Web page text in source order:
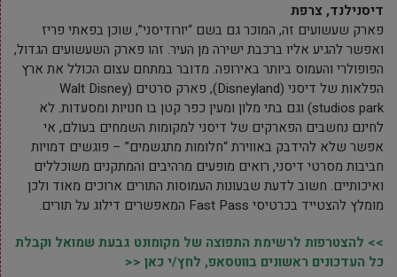
דיסנילנד, צרפת
פארק שעשועים זה, המוכר גם בשם “יורודיסני”, שוכן בפאתי פריז
ואפשר להגיע אליו ברכבת ישירה מן העיר. זהו פארק השעשועים הגדול,
הפופולרי והעמוס ביותר באירופה. מדובר במתחם עצום הכולל את ארץ
הפלאות של דיסני (Disneyland), פארק סרטים (Walt Disney
studios park) וגם בתי מלון ומעין כפר קטן בו חנויות ומסעדות. לא
לחינם נחשבים הפארקים של דיסני למקומות השמחים בעולם, אי
אפשר שלא להידבק באווירת “חלומות מתגשמים” – פוגשים דמויות
חביבות מסרטי דיסני, רואים מופעים מרהיבים והמתקנים משוכללים
ואיכותיים. חשוב לדעת שבעונות העמוסות התורים ארוכים מאוד ולכן
מומלץ להצטייד בכרטיסי Fast Pass המאפשרים דילוג על תורים.
>> להצטרפות לרשימת התפוצה של מקומונט גבעת שמואל וקבלת
כל העדכונים ראשונים בווטסאפ, לחץ/י כאן <<